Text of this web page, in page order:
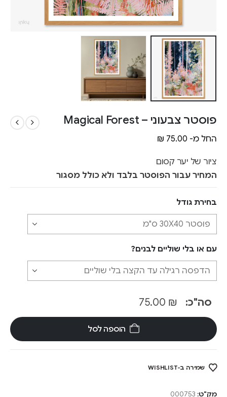
פוסטר צבעוני – Magical Forest
החל מ- ₪ 75.00
ציור של יער קסום
המחיר עבור הפוסטר בלבד ולא כולל מסגור
בחירת גודל
עם או בלי שוליים לבנים?
סה"כ: ₪
הוספה לסל
שמירה ב-WISHLIST
מק"ט: 000753